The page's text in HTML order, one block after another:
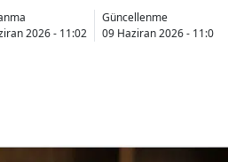
2026 - 11:02
Güncellenme
09 Haziran 2026 - 11:03